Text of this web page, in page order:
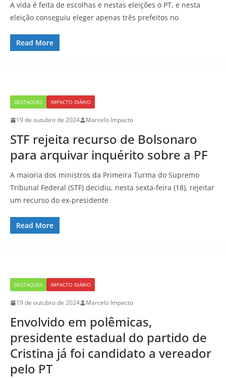
A vida é feita de escolhas e nestas eleições o PT, e nesta
eleição conseguiu eleger apenas três prefeitos no
Read More
DESTAQUES IMPACTO DIÁRIO
19 de outubro de 2024 Marcelo Impacto
STF rejeita recurso de Bolsonaro
para arquivar inquérito sobre a PF
A maioria dos ministros da Primeira Turma do Supremo
Tribunal Federal (STF) decidiu, nesta sexta-feira (18), rejeitar
um recurso do ex-presidente
Read More
DESTAQUES IMPACTO DIÁRIO
19 de outubro de 2024 Marcelo Impacto
Envolvido em polêmicas,
presidente estadual do partido de
Cristina já foi candidato a vereador
pelo PT